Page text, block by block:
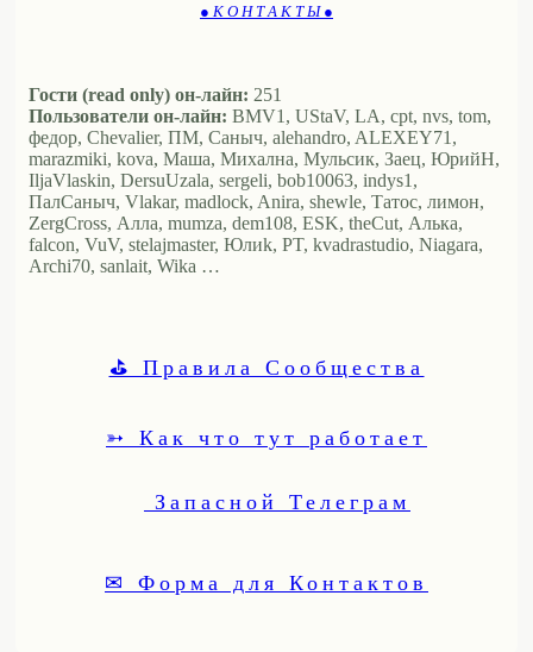
● К О Н Т А К Т Ы ●
Гости (read only) он-лайн: 251
Пользователи он-лайн: BMV1, UStaV, LA, cpt, nvs, tom,
федор, Chevalier, ПМ, Саныч, alehandro, ALEXEY71,
marazmiki, kova, Маша, Михална, Мульсик, Заец, ЮрийН,
IljaVlaskin, DersuUzala, sergeli, bob10063, indys1,
ПалСаныч, Vlakar, madlock, Anira, shewle, Татос, лимон,
ZergCross, Алла, mumza, dem108, ESK, theCut, Алька,
falcon, VuV, stelajmaster, Юлиk, PT, kvadrastudio, Niagara,
Archi70, sanlait, Wika …
⛳ Правила Сообщества
➳ Как что тут работает
Запасной Телеграм
✉ Форма для Контактов